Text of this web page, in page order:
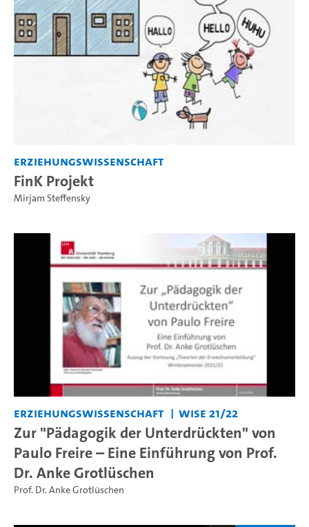
Erziehungswissenschaft
FinK Projekt
Mirjam Steffensky
Erziehungswissenschaft WiSe 21/22
Zur "Pädagogik der Unterdrückten" von
Paulo Freire – Eine Einführung von Prof.
Dr. Anke Grotlüschen
Prof. Dr. Anke Grotlüschen